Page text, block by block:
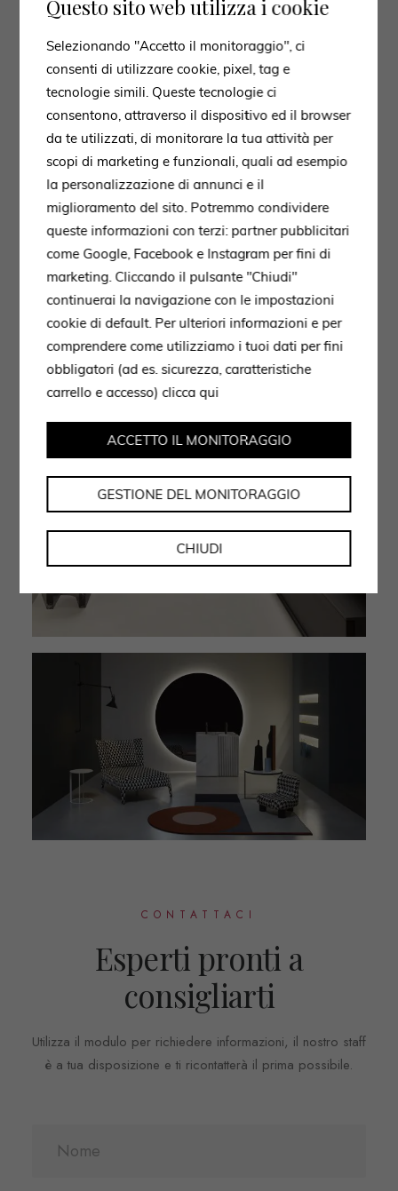
CONTATTACI
Esperti pronti a
consigliarti
Utilizza il modulo per richiedere informazioni, il nostro staff
è a tua disposizione e ti ricontatterà il prima possibile.
Questo sito web utilizza i cookie
Selezionando "Accetto il monitoraggio", ci
consenti di utilizzare cookie, pixel, tag e
tecnologie simili. Queste tecnologie ci
consentono, attraverso il dispositivo ed il browser
da te utilizzati, di monitorare la tua attività per
scopi di marketing e funzionali, quali ad esempio
la personalizzazione di annunci e il
miglioramento del sito. Potremmo condividere
queste informazioni con terzi: partner pubblicitari
come Google, Facebook e Instagram per fini di
marketing. Cliccando il pulsante "Chiudi"
continuerai la navigazione con le impostazioni
cookie di default. Per ulteriori informazioni e per
comprendere come utilizziamo i tuoi dati per fini
obbligatori (ad es. sicurezza, caratteristiche
carrello e accesso)clicca qui
CHIUDI
GESTIONE DEL MONITORAGGIO
ACCETTO IL MONITORAGGIO